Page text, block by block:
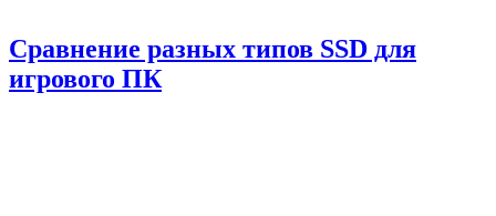
Сравнение разных типов SSD для
игрового ПК